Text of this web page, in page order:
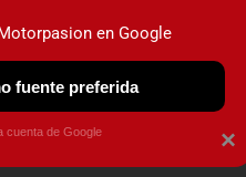
NUEVO
OBSERVATORIO ×
en Google
fuente preferida
cuenta de Google